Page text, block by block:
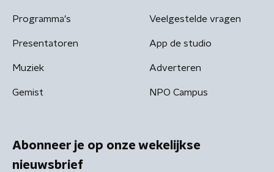
Programma's
Presentatoren
Muziek
Gemist
Veelgestelde vragen
App de studio
Adverteren
NPO Campus
Abonneer je op onze wekelijkse
nieuwsbrief